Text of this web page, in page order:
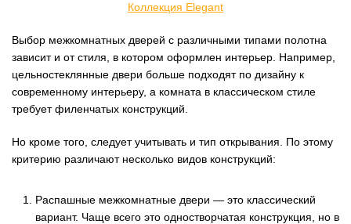
Коллекция Elegant
Выбор межкомнатных дверей с различными типами полотна
зависит и от стиля, в котором оформлен интерьер. Например,
цельностеклянные двери больше подходят по дизайну к
современному интерьеру, а комната в классическом стиле
требует филенчатых конструкций.
Но кроме того, следует учитывать и тип открывания. По этому
критерию различают несколько видов конструкций:
Распашные межкомнатные двери — это классический
вариант. Чаще всего это одностворчатая конструкция, но в